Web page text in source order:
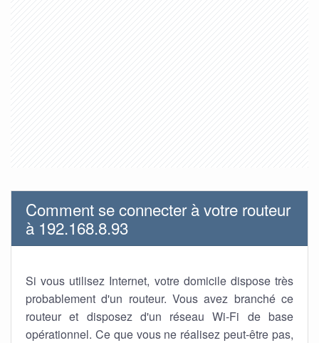
Comment se connecter à votre routeur
à 192.168.8.93
Si vous utilisez Internet, votre domicile dispose très
probablement d'un routeur. Vous avez branché ce
routeur et disposez d'un réseau Wi-Fi de base
opérationnel. Ce que vous ne réalisez peut-être pas,